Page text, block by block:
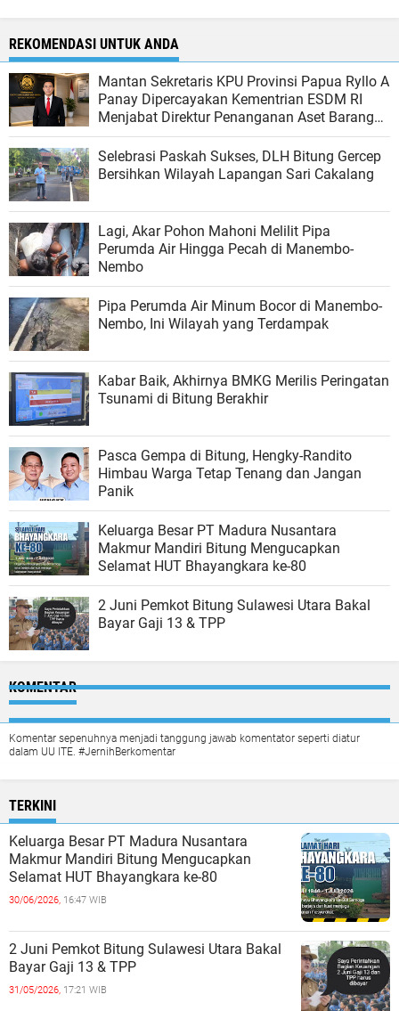
REKOMENDASI UNTUK ANDA
Mantan Sekretaris KPU Provinsi Papua Ryllo A
Panay Dipercayakan Kementrian ESDM RI
Menjabat Direktur Penanganan Aset Barang
Bukti
Selebrasi Paskah Sukses, DLH Bitung Gercep
Bersihkan Wilayah Lapangan Sari Cakalang
Lagi, Akar Pohon Mahoni Melilit Pipa
Perumda Air Hingga Pecah di Manembo-
Nembo
Pipa Perumda Air Minum Bocor di Manembo-
Nembo, Ini Wilayah yang Terdampak
Kabar Baik, Akhirnya BMKG Merilis Peringatan
Tsunami di Bitung Berakhir
Pasca Gempa di Bitung, Hengky-Randito
Himbau Warga Tetap Tenang dan Jangan
Panik
Keluarga Besar PT Madura Nusantara
Makmur Mandiri Bitung Mengucapkan
Selamat HUT Bhayangkara ke-80
2 Juni Pemkot Bitung Sulawesi Utara Bakal
Bayar Gaji 13 & TPP
KOMENTAR
Komentar sepenuhnya menjadi tanggung jawab komentator seperti diatur
dalam UU ITE. #JernihBerkomentar
TERKINI
Keluarga Besar PT Madura Nusantara
Makmur Mandiri Bitung Mengucapkan
Selamat HUT Bhayangkara ke-80
30/06/2026, 16:47 WIB
2 Juni Pemkot Bitung Sulawesi Utara Bakal
Bayar Gaji 13 & TPP
31/05/2026, 17:21 WIB